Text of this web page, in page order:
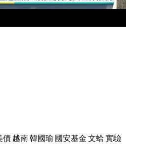
債越南韓國瑜 國安基金文蛤實驗